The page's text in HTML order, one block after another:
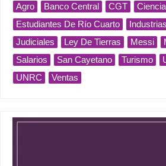
Agro Banco Central CGT Ciencia
Estudiantes De Río Cuarto
Industrias
Judiciales
Ley De Tierras Messi
Salarios
San Cayetano Turismo
UNRC
Ventas